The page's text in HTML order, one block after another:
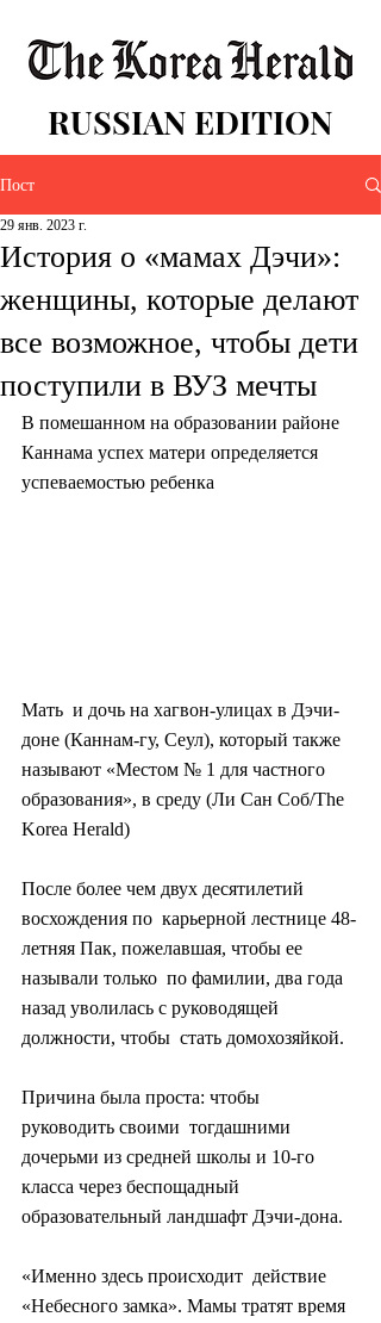
RUSSIAN EDITION
Пост
История о «мамах Дэчи»:
женщины, которые делают
все возможное, чтобы дети
поступили в ВУЗ мечты
29 янв. 2023 г.
В помешанном на образовании районе
Каннама успех матери определяется
успеваемостью ребенка
Мать  и дочь на хагвон-улицах в Дэчи-
доне (Каннам-гу, Сеул), который также
называют «Местом № 1 для частного
образования», в среду (Ли Сан Соб/The
Korea Herald)
После более чем двух десятилетий
восхождения по  карьерной лестнице 48-
летняя Пак, пожелавшая, чтобы ее
называли только  по фамилии, два года
назад уволилась с руководящей
должности, чтобы  стать домохозяйкой.
Причина была проста: чтобы
руководить своими  тогдашними
дочерьми из средней школы и 10-го
класса через беспощадный
образовательный ландшафт Дэчи-дона.
«Именно здесь происходит  действие
«Небесного замка». Мамы тратят время